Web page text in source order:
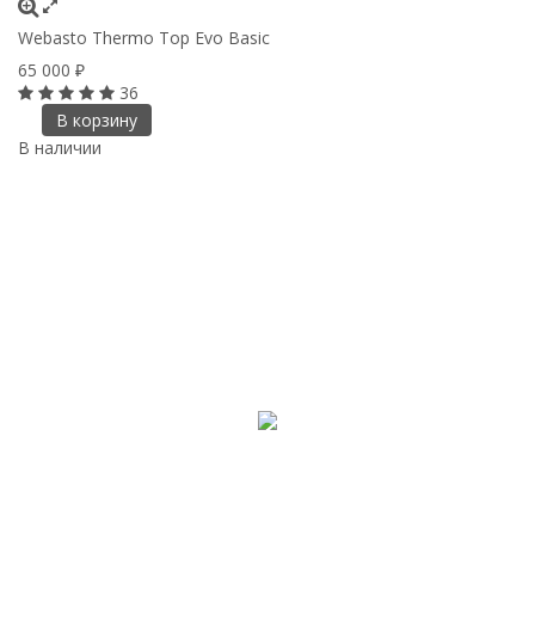
Webasto Thermo Top Evo Basic
65 000 ₽
36
В корзину
В наличии